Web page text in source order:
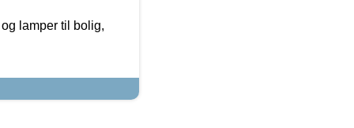
lamper til bolig,